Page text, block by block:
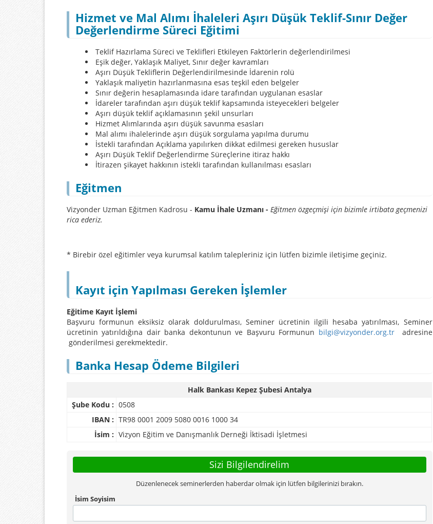
Hizmet ve Mal Alımı İhaleleri Aşırı Düşük Teklif-Sınır Değer
Değerlendirme Süreci Eğitimi
Teklif Hazırlama Süreci ve Teklifleri Etkileyen Faktörlerin değerlendirilmesi
Eşik değer, Yaklaşık Maliyet, Sınır değer kavramları
Aşırı Düşük Tekliflerin Değerlendirilmesinde İdarenin rolü
Yaklaşık maliyetin hazırlanmasına esas teşkil eden belgeler
Sınır değerin hesaplamasında idare tarafından uygulanan esaslar
İdareler tarafından aşırı düşük teklif kapsamında isteyecekleri belgeler
Aşırı düşük teklif açıklamasının şekil unsurları
Hizmet Alımlarında aşırı düşük savunma esasları
Mal alımı ihalelerinde aşırı düşük sorgulama yapılma durumu
İstekli tarafından Açıklama yapılırken dikkat edilmesi gereken hususlar
Aşırı Düşük Teklif Değerlendirme Süreçlerine itiraz hakkı
İtirazen şikayet hakkının istekli tarafından kullanılması esasları
Eğitmen
Vizyonder Uzman Eğitmen Kadrosu - Kamu İhale Uzmanı - Eğitmen özgeçmişi için bizimle irtibata geçmenizi
rica ederiz.
* Birebir özel eğitimler veya kurumsal katılım talepleriniz için lütfen bizimle iletişime geçiniz.
Kayıt için Yapılması Gereken İşlemler
Eğitime Kayıt İşlemi
Başvuru formunun eksiksiz olarak doldurulması, Seminer ücretinin ilgili hesaba yatırılması, Seminer
ücretinin yatırıldığına dair banka dekontunun ve Başvuru Formunun bilgi@vizyonder.org.tradresine
gönderilmesi gerekmektedir.
Banka Hesap Ödeme Bilgileri
Halk Bankası Kepez Şubesi Antalya
Şube Kodu : 0508
IBAN : TR98 0001 2009 5080 0016 1000 34
İsim : Vizyon Eğitim ve Danışmanlık Derneği İktisadi İşletmesi
Sizi Bilgilendirelim
Düzenlenecek seminerlerden haberdar olmak için lütfen bilgilerinizi bırakın.
İsim Soyisim